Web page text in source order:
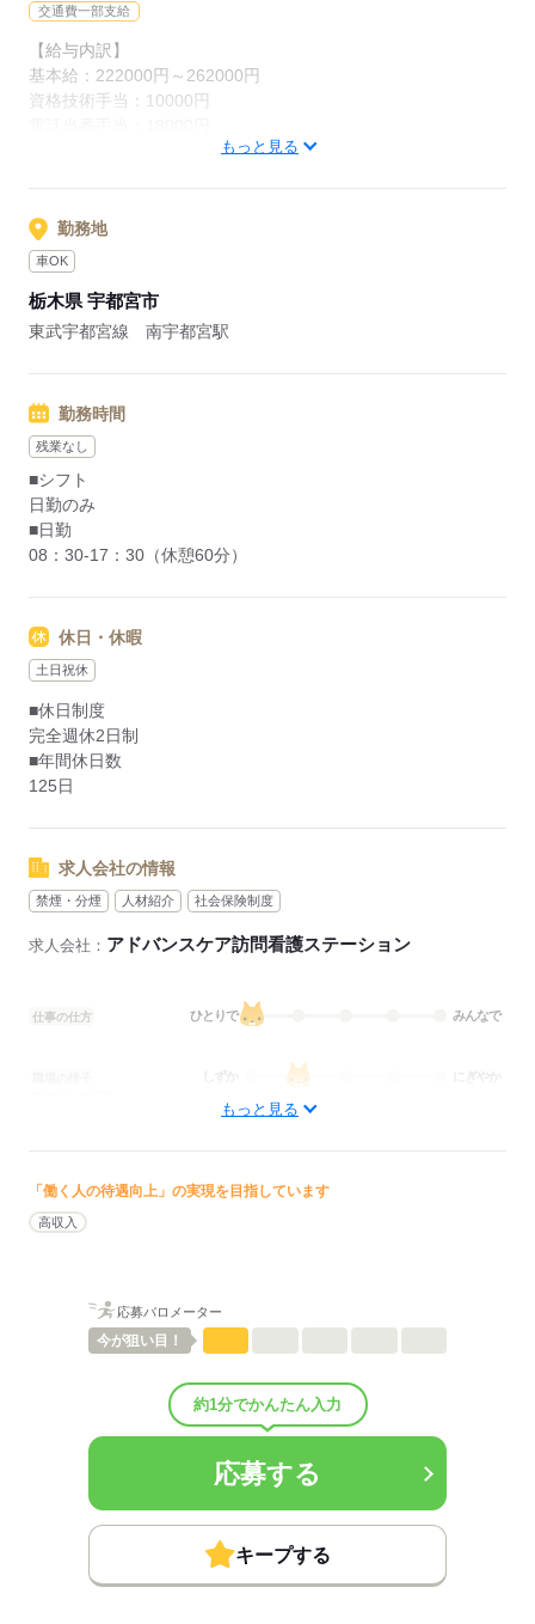
◎年間休日125日
土日祝休みで残業もほとんどないのでプライベートとの両立も
ばっちりです
応募する
交通費一部支給
【給与内訳】
基本給：222000円～262000円
資格技術手当：10000円
※月給には上記手当を一律含みます
もっと見る
勤務地
車OK
栃木県 宇都宮市
東武宇都宮線 南宇都宮駅
勤務時間
残業なし
■シフト
日勤のみ
■日勤
08：30-17：30（休憩60分）
休日・休暇
土日祝休
■休日制度
完全週休2日制
■年間休日数
125日
求人会社の情報
禁煙・分煙 人材紹介 社会保険制度
求人会社： アドバンスケア訪問看護ステーション
仕事の仕方 ひとりで みんなで
にぎやか
■賞与：2.3ヶ月/年
■賞与備考：なし
■その他手当：
■受動喫煙防止措置：
敷地内禁煙
応募する
もっと見る
「働く人の待遇向上」の実現を目指しています
高収入
応募バロメーター
今が狙い目！
約1分でかんたん入力
応募する
キープする